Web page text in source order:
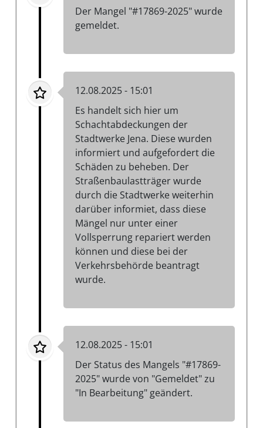
Der Mangel "#17869-2025" wurde
gemeldet.
12.08.2025 - 15:01
Es handelt sich hier um
Schachtabdeckungen der
Stadtwerke Jena. Diese wurden
informiert und aufgefordert die
Schäden zu beheben. Der
Straßenbaulastträger wurde
durch die Stadtwerke weiterhin
darüber informiet, dass diese
Mängel nur unter einer
Vollsperrung repariert werden
können und diese bei der
Verkehrsbehörde beantragt
wurde.
12.08.2025 - 15:01
Der Status des Mangels "#17869-
2025" wurde von "Gemeldet" zu
"In Bearbeitung" geändert.